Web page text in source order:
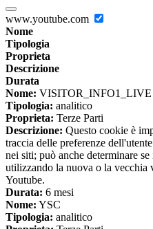
www.youtube.com
Nome
Tipologia
Proprieta
Descrizione
Durata
Nome: VISITOR_INFO1_LIVE
Tipologia: analitico
Proprieta: Terze Parti
Descrizione: Questo cookie è
traccia delle preferenze
nei siti; può anche determinare
utilizzando la nuova o la vecchia
Youtube.
Durata: 6 mesi
Nome: YSC
Tipologia: analitico